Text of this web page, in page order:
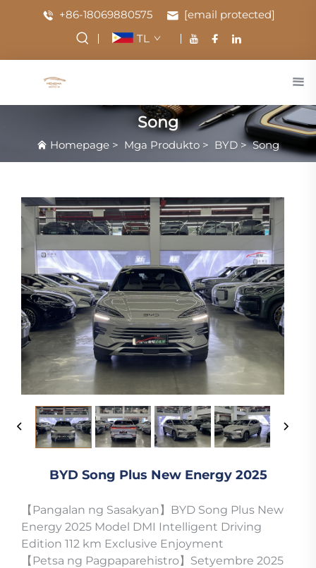
+86-18069880575
[email protected]
TL
Song
Homepage > Mga Produkto > BYD >Song
BYD Song Plus New Energy 2025
【Pangalan ng Sasakyan】BYD Song Plus New
Energy 2025 Model DMI Intelligent Driving
Edition 112 km Exclusive Enjoyment
【Petsa ng Pagpaparehistro】Setyembre 2025